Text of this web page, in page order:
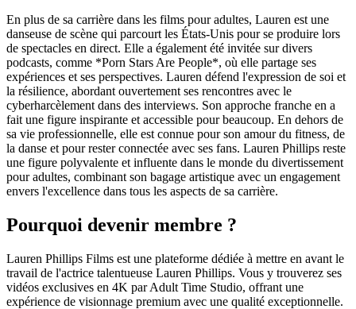
En plus de sa carrière dans les films pour adultes, Lauren est une
danseuse de scène qui parcourt les États-Unis pour se produire lors
de spectacles en direct. Elle a également été invitée sur divers
podcasts, comme *Porn Stars Are People*, où elle partage ses
expériences et ses perspectives. Lauren défend l'expression de soi et
la résilience, abordant ouvertement ses rencontres avec le
cyberharcèlement dans des interviews. Son approche franche en a
fait une figure inspirante et accessible pour beaucoup. En dehors de
sa vie professionnelle, elle est connue pour son amour du fitness, de
la danse et pour rester connectée avec ses fans. Lauren Phillips reste
une figure polyvalente et influente dans le monde du divertissement
pour adultes, combinant son bagage artistique avec un engagement
envers l'excellence dans tous les aspects de sa carrière.
Pourquoi devenir membre ?
Lauren Phillips Films est une plateforme dédiée à mettre en avant le
travail de l'actrice talentueuse Lauren Phillips. Vous y trouverez ses
vidéos exclusives en 4K par Adult Time Studio, offrant une
expérience de visionnage premium avec une qualité exceptionnelle.